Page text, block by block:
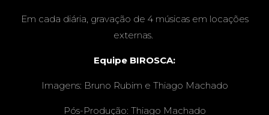
Em cada diária, gravação de 4 músicas em locações
externas.
Equipe BIROSCA:
Imagens: Bruno Rubim e Thiago Machado
Pós-Produção: Thiago Machado